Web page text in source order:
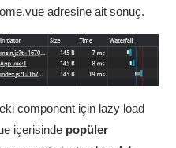
adresine ait sonuç.
component için lazy load
içerisinde popüler